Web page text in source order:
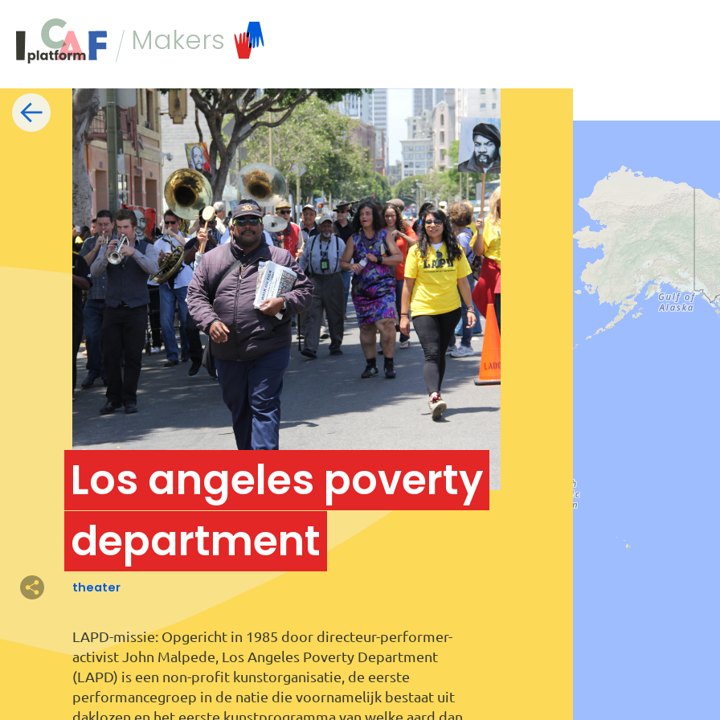
Makers
Type
Discipline
Location
Mo & Kush Band
muziek
Melissa Fortes
Europe, The Netherlands,
Rotterdam
music
Los angeles poverty
department
theater
LAPD-missie: Opgericht in 1985 door directeur-performer-
activist John Malpede, Los Angeles Poverty Department
(LAPD) is een non-profit kunstorganisatie, de eerste
performancegroep in de natie die voornamelijk bestaat uit
daklozen en het eerste kunstprogramma van welke aard dan